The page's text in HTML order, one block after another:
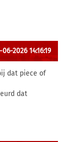
06-2026 14:16:19
dat piece of
dat